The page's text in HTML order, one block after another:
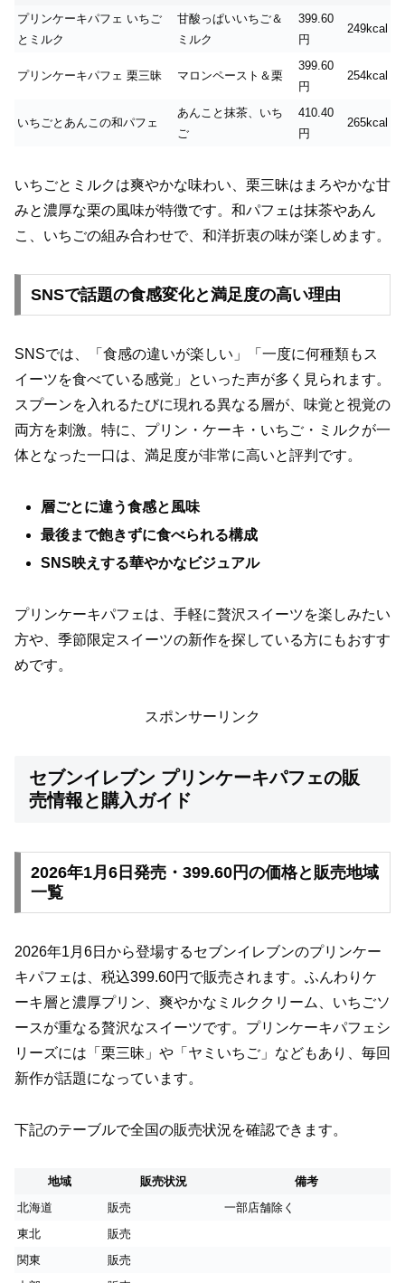
プリンケーキパフェ いちご
とミルク
甘酸っぱいいちご＆
ミルク
399.60
円
249kcal
プリンケーキパフェ 栗三昧 マロンペースト＆栗
399.60
円
254kcal
いちごとあんこの和パフェ
あんこと抹茶、いち
ご
410.40
円
265kcal
いちごとミルクは爽やかな味わい、栗三昧はまろやかな甘
みと濃厚な栗の風味が特徴です。和パフェは抹茶やあん
こ、いちごの組み合わせで、和洋折衷の味が楽しめます。
SNSで話題の食感変化と満足度の高い理由
SNSでは、「食感の違いが楽しい」「一度に何種類もス
イーツを食べている感覚」といった声が多く見られます。
スプーンを入れるたびに現れる異なる層が、味覚と視覚の
両方を刺激。特に、プリン・ケーキ・いちご・ミルクが一
体となった一口は、満足度が非常に高いと評判です。
層ごとに違う食感と風味
最後まで飽きずに食べられる構成
SNS映えする華やかなビジュアル
プリンケーキパフェは、手軽に贅沢スイーツを楽しみたい
方や、季節限定スイーツの新作を探している方にもおすす
めです。
スポンサーリンク
セブンイレブン プリンケーキパフェの販
売情報と購入ガイド
2026年1月6日発売・399.60円の価格と販売地域
一覧
2026年1月6日から登場するセブンイレブンのプリンケー
キパフェは、税込399.60円で販売されます。ふんわりケ
ーキ層と濃厚プリン、爽やかなミルククリーム、いちごソ
ースが重なる贅沢なスイーツです。プリンケーキパフェシ
リーズには「栗三昧」や「ヤミいちご」などもあり、毎回
新作が話題になっています。
下記のテーブルで全国の販売状況を確認できます。
地域 販売状況
備考
北海道
販売
一部店舗除く
東北
販売
関東
販売